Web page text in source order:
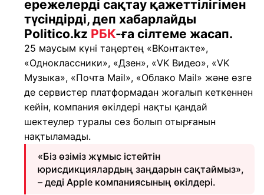
ережелерді сақтау қажеттілігімен
түсіндірді, деп хабарлайды
Politico.kz РБК-ға сілтеме жасап.
25 маусым күні таңертең «ВКонтакте»,
«Одноклассники», «Дзен», «VK Видео», «VK
Музыка», «Почта Mail», «Облако Mail» және өзге
де сервистер платформадан жоғалып кеткеннен
кейін, компания өкілдері нақты қандай
шектеулер туралы сөз болып отырғанын
нақтыламады.
«Біз өзіміз жұмыс істейтін
юрисдикциялардың заңдарын сақтаймыз»,
– деді Apple компаниясының өкілдері.